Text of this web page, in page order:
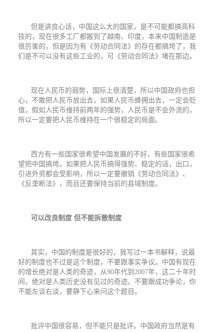
但是讲良心话，中国这么大的国家，是不可能都搞高科
技的，现在很多工厂都搬到了越南、印度，本来中国制造是
很厉害的，但是因为有《劳动合同法》的存在都搞垮了，我
们是不可以没有这些工业的，可《劳动合同法》堵在那边。
现在人民币的弱势，国际上很清楚，所以中国政府也担
心，不敢把人民币放出去，如果人民币蜂拥出去，一定会贬
值，假如人民币维持前两年的强势，人民币是不会外流的，
所以一定要把人民币维持在一个很稳定的局面。
西方有一些国家很希望中国发展的不好，有些国家很希
望把中国搞垮。如果把人民币搞得强势、稳定的话，出口，
引进外资都会受影响，所以一定要撤销《劳动合同法》、
《反垄断法》，而且还要保持当前的县域制度。
可以改良制度 但不能拆散制度
其实，中国的制度是很好的，我写过一本书解释，说最
好的制度也不过是这个制度，不要跟事实争议。中国有现在
的增长绝对是人类的奇迹，从90年代到 2007年，这二十年时
间，绝对是人类历史没有见过的奇迹。不要跟成功争论，你
不能左谈右谈，要静下心来问这个题目。
批评中国很容易，但不能只是批评。中国政府当然是有